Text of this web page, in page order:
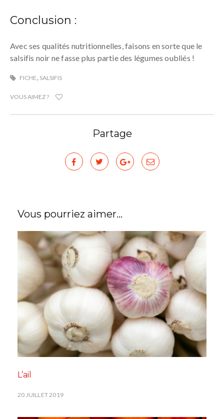
Conclusion :
Avec ses qualités nutritionnelles, faisons en sorte que le
salsifis noir ne fasse plus partie des légumes oubliés !
FICHE, SALSIFIS
VOUS AIMEZ ?
Partage
Vous pourriez aimer...
L’ail
20 JUILLET 2019